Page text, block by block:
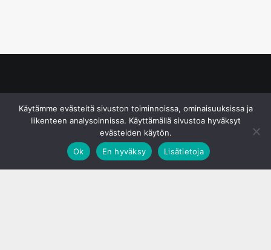
Käytämme evästeitä sivuston toiminnoissa, ominaisuuksissa ja
liikenteen analysoinnissa. Käyttämällä sivustoa hyväksyt
evästeiden käytön.
Ok
En hyväksy Lisätietoja